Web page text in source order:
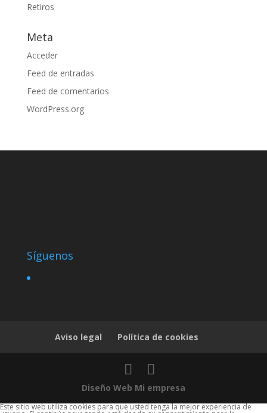
Retiros
Meta
Acceder
Feed de entradas
Feed de comentarios
WordPress.org
Síguenos
Aviso legal Política de cookies
Diseño Web Mi empresa
Este sitio web utiliza cookies para que usted tenga la mejor experiencia de